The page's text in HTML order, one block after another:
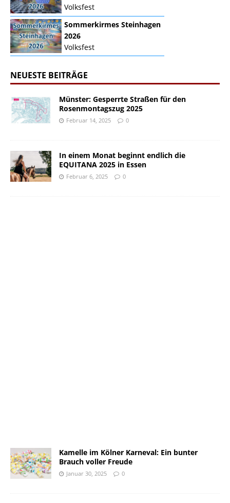
Volksfest
Sommerkirmes Steinhagen
2026
Volksfest
NEUESTE BEITRÄGE
Münster: Gesperrte Straßen für den
Rosenmontagszug 2025
Februar 14, 2025 0
In einem Monat beginnt endlich die
EQUITANA 2025 in Essen
Februar 6, 2025 0
Kamelle im Kölner Karneval: Ein bunter
Brauch voller Freude
Januar 30, 2025 0